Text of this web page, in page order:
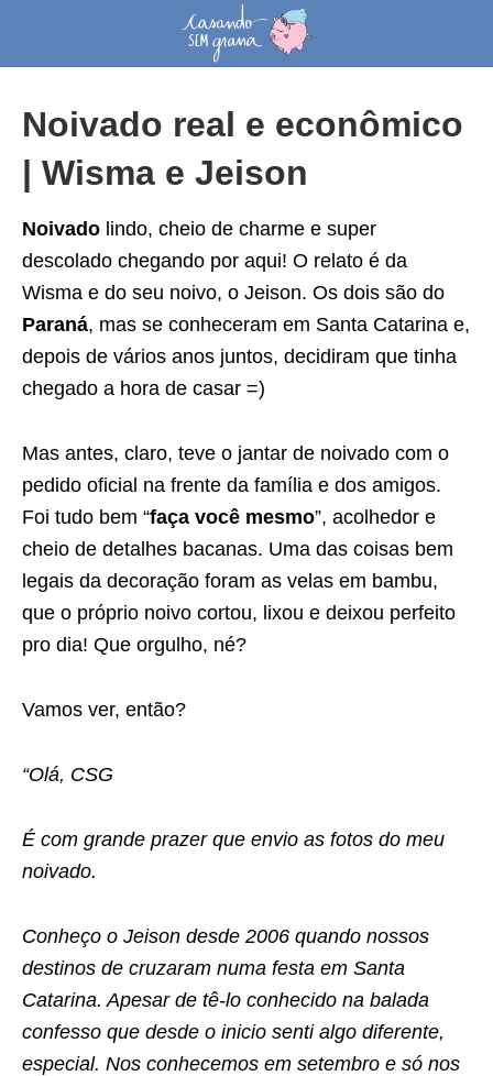
Noivado real e econômico
| Wisma e Jeison
Noivado lindo, cheio de charme e super
descolado chegando por aqui! O relato é da
Wisma e do seu noivo, o Jeison. Os dois são do
Paraná, mas se conheceram em Santa Catarina e,
depois de vários anos juntos, decidiram que tinha
chegado a hora de casar =)
Mas antes, claro, teve o jantar de noivado com o
pedido oficial na frente da família e dos amigos.
Foi tudo bem “faça você mesmo”, acolhedor e
cheio de detalhes bacanas. Uma das coisas bem
legais da decoração foram as velas em bambu,
que o próprio noivo cortou, lixou e deixou perfeito
pro dia! Que orgulho, né?
Vamos ver, então?
“Olá, CSG
É com grande prazer que envio as fotos do meu
noivado.
Conheço o Jeison desde 2006 quando nossos
destinos de cruzaram numa festa em Santa
Catarina. Apesar de tê-lo conhecido na balada
confesso que desde o inicio senti algo diferente,
especial. Nos conhecemos em setembro e só nos